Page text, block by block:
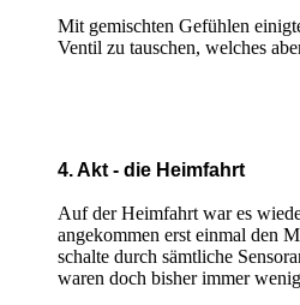
Mit gemischten Gefühlen
Ventil zu tauschen, welches
4. Akt - die Heimfahrt
Auf der Heimfahrt war es
angekommen erst einmal den
schalte durch sämtliche
waren doch bisher immer